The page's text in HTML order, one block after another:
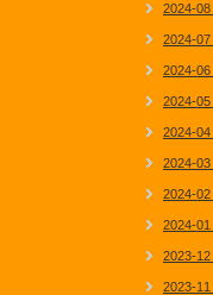
2024-08
2024-07
2024-06
2024-05
2024-04
2024-03
2024-02
2024-01
2023-12
2023-11